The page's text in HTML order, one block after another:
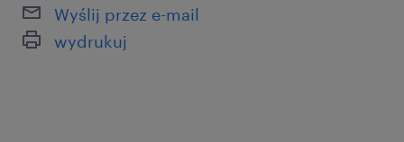
Wyślij przez e-mail
wydrukuj